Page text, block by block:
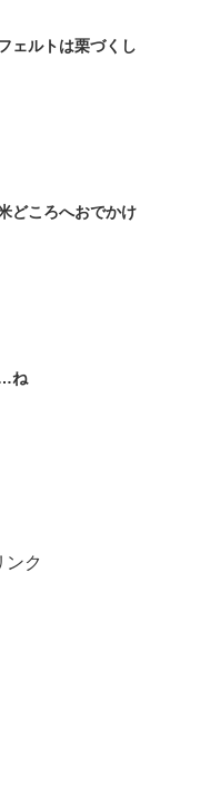
ェルトは栗づくし
どころへおでかけ
ね
ンク